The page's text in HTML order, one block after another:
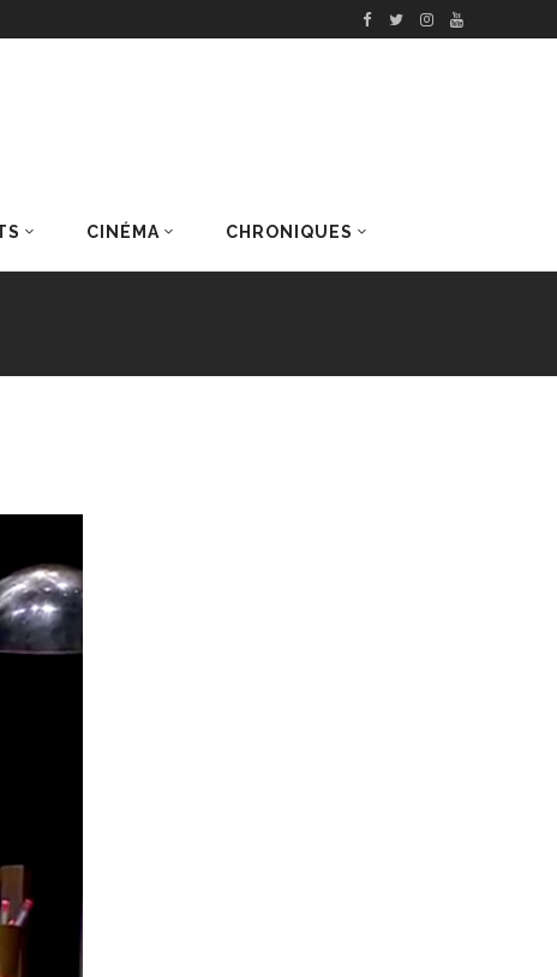
CINÉMA CHRONIQUES
DERNIERS ARTICLES